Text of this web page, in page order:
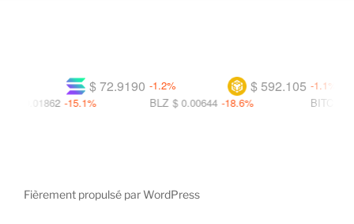
$ 592.105 -1.1%
$ 72.9190 -1.2%
BITCOIN
BLZ $ 0.00644 -18.6%
0.01862 -15.1%
Fièrement propulsé par WordPress